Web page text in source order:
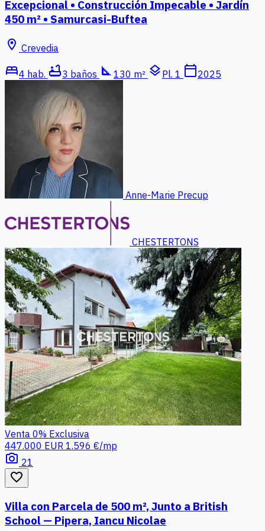
Excepcional • Construcción Impecable • Jardín
450 m² • Samurcasi-Buftea
location_on Crevedia
bed4 hab. bathtub3 baños square_foot 130 m² layers Pl. 1 calendar_today2025
Anne-Marie Precup
CHESTERTONS
Venta 0% Exclusiva
447.000 EUR 1.596 €/mp
photo_camera 21
favorite_border
Villa con Parcela de 500 m², Junto a British
School — Pipera, Iancu Nicolae